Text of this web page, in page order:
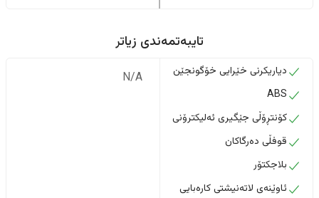
تایبەتمەندی زیاتر
دیاریکرنی خێرایی خۆگونجێن
ABS
کۆنتڕۆڵی جێگیری ئەلیکترۆنی
قوفڵی دەرگاکان
بلاجکتۆر
ئاوێنەی لاتەنیشتی کارەبایی
N/A